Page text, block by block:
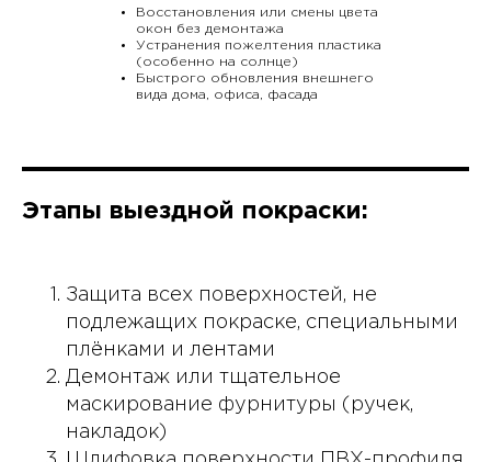
Восстановления или смены цвета
окон без демонтажа
Устранения пожелтения пластика
(особенно на солнце)
Быстрого обновления внешнего
вида дома, офиса, фасада
Этапы выездной покраски:
Защита всех поверхностей, не
подлежащих покраске, специальными
плёнками и лентами
Демонтаж или тщательное
маскирование фурнитуры (ручек,
накладок)